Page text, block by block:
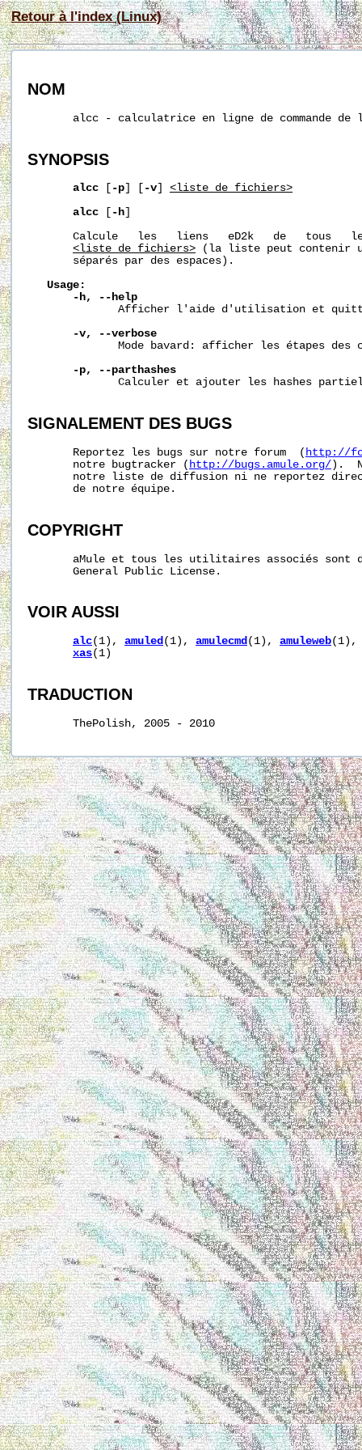
Retour à l'index (Linux)
NOM
alcc - calculatrice en ligne de commande de
SYNOPSIS
alcc -p -v
<liste_de_fichiers>
alcc
-h
Calcule   les   liens   eD2k   de   tous
<liste_de_fichiers> (la liste peut contenir
       séparés par des espaces).
Usage:
-h,
--help
Afficher l'aide d'utilisation et
-v,
--verbose
Mode bavard: afficher les étapes des
-p,
--parthashes
Calculer et ajouter les hashes
SIGNALEMENT DES BUGS
       Reportez les bugs sur notre forum  (
http://
       notre bugtracker (
http://bugs.amule.org/ ).
notre liste de diffusion ni ne reportez
       de notre équipe.
COPYRIGHT
aMule et tous les utilitaires associés sont
       General Public License.
VOIR AUSSI
alc(1), amuled(1), amulecmd(1), amuleweb
xas(1)
TRADUCTION